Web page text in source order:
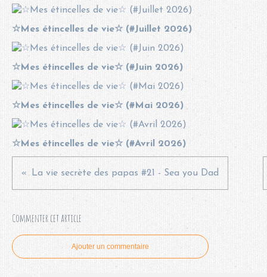
☆Mes étincelles de vie☆ (#Juillet 2026)
☆Mes étincelles de vie☆ (#Juin 2026)
☆Mes étincelles de vie☆ (#Mai 2026)
☆Mes étincelles de vie☆ (#Avril 2026)
La vie secrète des papas #21 - Sea you Dad
Commenter cet article
Ajouter un commentaire